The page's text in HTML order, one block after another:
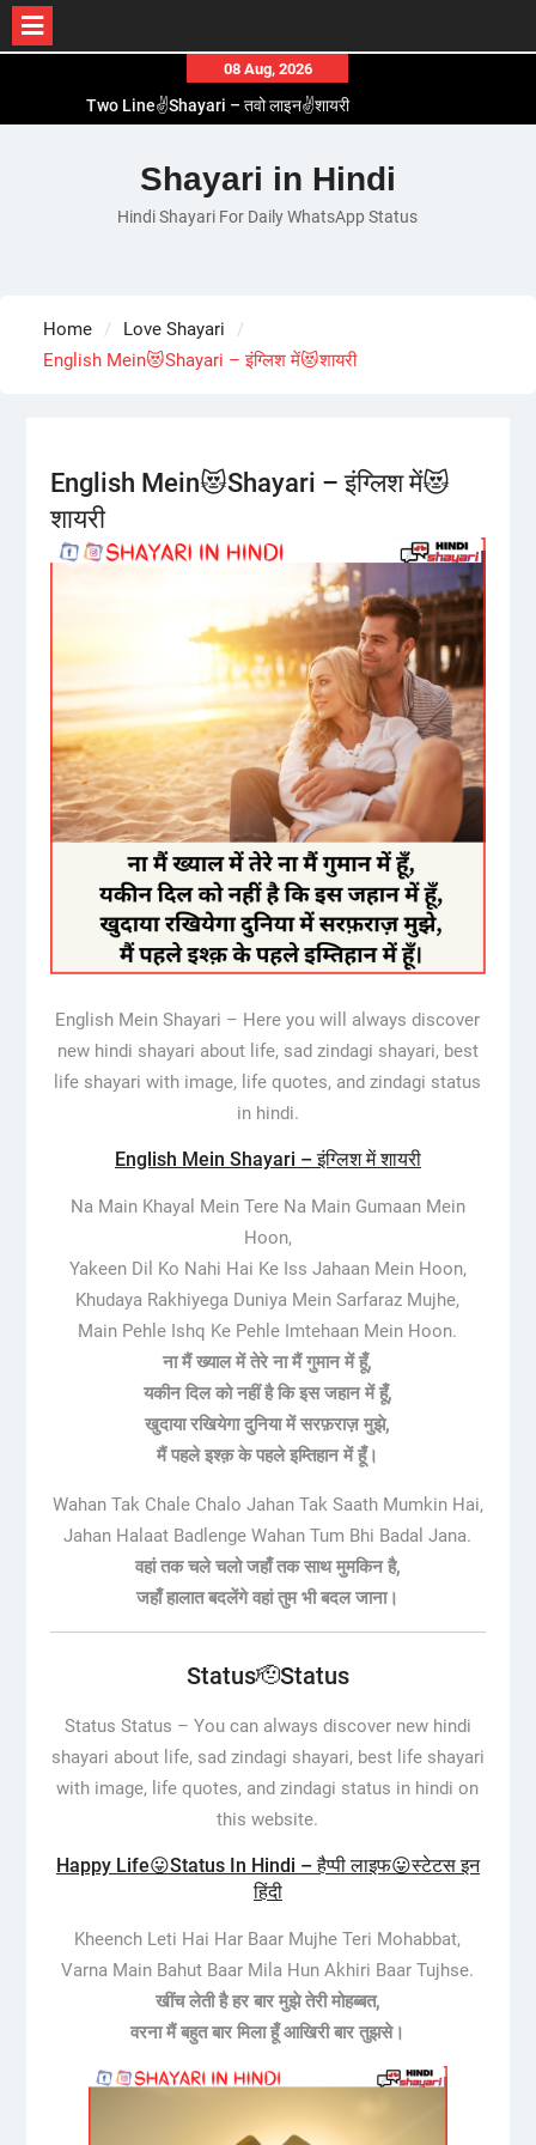
content
08 Aug, 2026
Two Line✌️Shayari – तवो लाइन✌️शायरी
Romantic Love😽Status – रोमांटिक लव😽स्टेटस
Love🥳Poetry In Hindi – लव🥳पोएट्री इन हिंदी
1 Line☝️Shayari In Hindi – १ लाइन☝️शायरी इन हिंदी
Shayari in Hindi
Hindi Shayari For Daily WhatsApp Status
Home
Love Shayari
English Mein😻Shayari – इंग्लिश में😻शायरी
English Mein😻Shayari – इंग्लिश में😻
शायरी
English Mein Shayari – Here you will always discover
new hindi shayari about life, sad zindagi shayari, best
life shayari with image, life quotes, and zindagi status
in hindi.
English Mein Shayari – इंग्लिश में शायरी
Na Main Khayal Mein Tere Na Main Gumaan Mein
Hoon,
Yakeen Dil Ko Nahi Hai Ke Iss Jahaan Mein Hoon,
Khudaya Rakhiyega Duniya Mein Sarfaraz Mujhe,
Main Pehle Ishq Ke Pehle Imtehaan Mein Hoon.
ना मैं ख्याल में तेरे ना मैं गुमान में हूँ,
यकीन दिल को नहीं है कि इस जहान में हूँ,
खुदाया रखियेगा दुनिया में सरफ़राज़ मुझे,
मैं पहले इश्क़ के पहले इम्तिहान में हूँ।
Wahan Tak Chale Chalo Jahan Tak Saath Mumkin Hai,
Jahan Halaat Badlenge Wahan Tum Bhi Badal Jana.
वहां तक चले चलो जहाँ तक साथ मुमकिन है,
जहाँ हालात बदलेंगे वहां तुम भी बदल जाना।
Status🫡Status
Status Status – You can always discover new hindi
shayari about life, sad zindagi shayari, best life shayari
with image, life quotes, and zindagi status in hindi on
this website.
Happy Life😛Status In Hindi – हैप्पी लाइफ😛स्टेटस इन
हिंदी
Kheench Leti Hai Har Baar Mujhe Teri Mohabbat,
Varna Main Bahut Baar Mila Hun Akhiri Baar Tujhse.
खींच लेती है हर बार मुझे तेरी मोहब्बत,
वरना मैं बहुत बार मिला हूँ आखिरी बार तुझसे।